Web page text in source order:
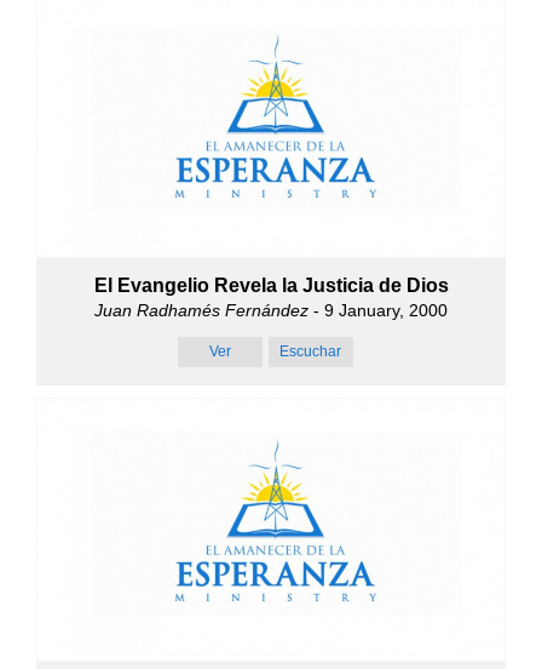
El Evangelio Revela la Justicia de Dios
Juan Radhamés Fernández - 9 January, 2000
Ver Escuchar